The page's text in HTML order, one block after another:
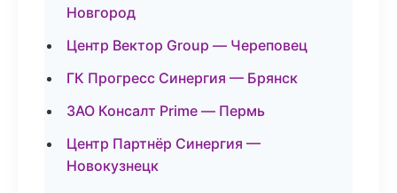
Новгород
Центр Вектор Group — Череповец
ГК Прогресс Синергия — Брянск
ЗАО Консалт Prime — Пермь
Центр Партнёр Синергия —
Новокузнецк